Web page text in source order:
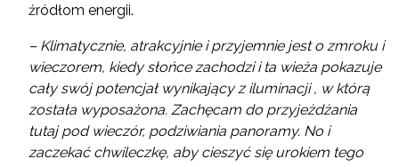
źródłom energii.
– Klimatycznie, atrakcyjnie i przyjemnie jest o zmroku i
wieczorem, kiedy słońce zachodzi i ta wieża pokazuje
cały swój potencjał wynikający z iluminacji , w którą
została wyposażona. Zachęcam do przyjeżdżania
tutaj pod wieczór, podziwiania panoramy. No i
zaczekać chwileczkę, aby cieszyć się urokiem tego